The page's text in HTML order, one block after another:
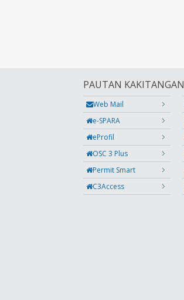
PAUTAN KAKITANGAN
Web Mail
e-SPARA
eProfil
OSC 3 Plus
Permit Smart
C3Access